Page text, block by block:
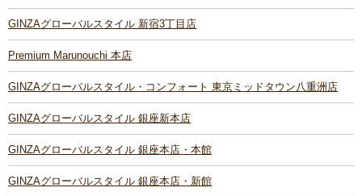
GINZAグローバルスタイル 新宿3丁目店
Premium Marunouchi 本店
GINZAグローバルスタイル・コンフォート 東京ミッドタウン八重洲店
GINZAグローバルスタイル 銀座新本店
GINZAグローバルスタイル 銀座本店・本館
GINZAグローバルスタイル 銀座本店・新館